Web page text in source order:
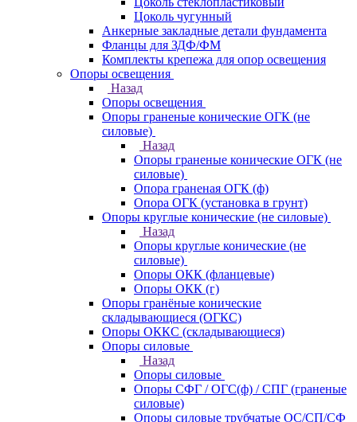
Цоколь чугунный
Анкерные закладные детали фундамента
Фланцы для ЗДФ/ФМ
Комплекты крепежа для опор освещения
Опоры освещения
Назад
Опоры освещения
Опоры граненые конические ОГК (не
силовые)
Назад
Опоры граненые конические ОГК (не
силовые)
Опора граненая ОГК (ф)
Опора ОГК (установка в грунт)
Опоры круглые конические (не силовые)
Назад
Опоры круглые конические (не
силовые)
Опоры ОКК (фланцевые)
Опоры ОКК (г)
Опоры гранёные конические
складывающиеся (ОГКС)
Опоры ОККС (складывающиеся)
Опоры силовые
Назад
Опоры силовые
Опоры СФГ / ОГС(ф) / СПГ (граненые
силовые)
Опоры силовые трубчатые ОС/СП/СФ